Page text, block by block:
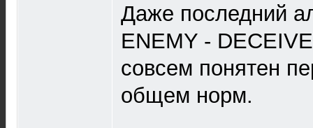
Даже последний
ENEMY -
совсем понятен
общем норм.